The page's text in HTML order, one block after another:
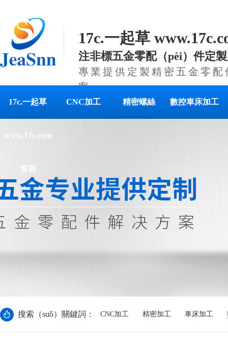
17c.一起草
注非標五金零配（pèi）件定
專業提供定製精密五金零
案
17c.一起草
www.17c.com
首頁
CNC加工 精密螺絲 數控車床加工
搜索（suǒ）關鍵詞： CNC加工 精密加工 車床加工